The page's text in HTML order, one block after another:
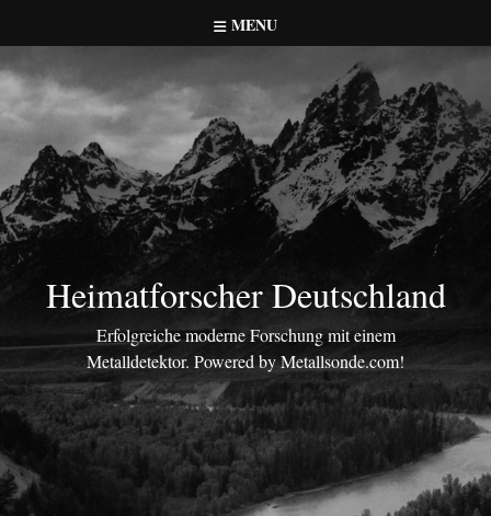
to
content
MENU
Heimatforscher Deutschland
Erfolgreiche moderne Forschung mit einem
Metalldetektor. Powered by Metallsonde.com!